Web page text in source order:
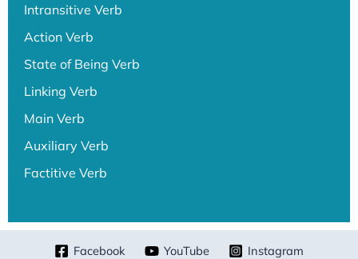
Intransitive Verb
Action Verb
State of Being Verb
Linking Verb
Main Verb
Auxiliary Verb
Factitive Verb
Facebook YouTube Instagram